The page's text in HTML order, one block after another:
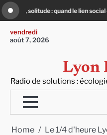
Skip
to
content
« Ça chauffe » : des acteurs
vendredi
août 7, 2026
Lyon
Radio de solutions :
Home
Le 1/4 d'heure